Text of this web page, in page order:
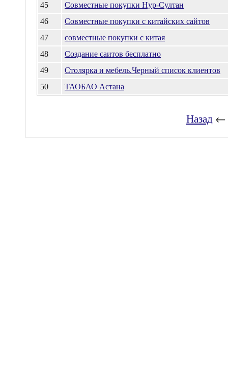
45
Совместные покупки Нур-Султан
46
Совместные покупки с китайских сайтов
47
совместные покупки с китая
48
Создание саитов бесплатно
49
Столярка и мебель.Черный список клиентов
50
ТАОБАО Астана
Назад←